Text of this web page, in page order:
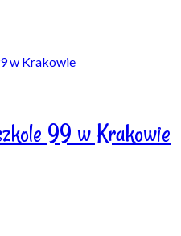
99 w Krakowie